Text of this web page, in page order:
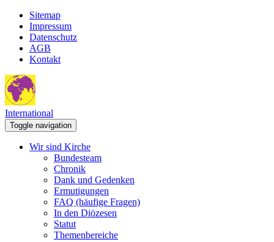
Sitemap
Impressum
Datenschutz
AGB
Kontakt
International
Toggle navigation
Wir sind Kirche
Bundesteam
Chronik
Dank und Gedenken
Ermutigungen
FAQ (häufige Fragen)
In den Diözesen
Statut
Themenbereiche